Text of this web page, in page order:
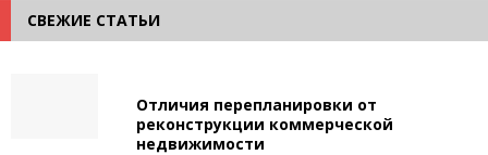
СВЕЖИЕ СТАТЬИ
Отличия перепланировки от
реконструкции коммерческой
недвижимости